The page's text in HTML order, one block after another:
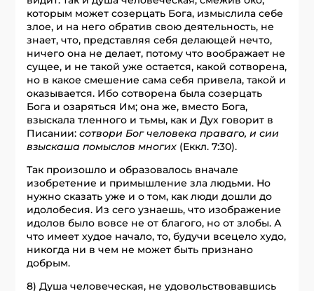
которым может созерцать Бога, измыслила себе
злое, и на него обратив свою деятельность, не
знает, что, представляя себя делающей нечто,
ничего она не делает, потому что воображает не
сущее, и не такой уже остается, какой сотворена,
но в какое смешение сама себя привела, такой и
оказывается. Ибо сотворена была созерцать
Бога и озаряться Им; она же, вместо Бога,
взыскала тленного и тьмы, как и Дух говорит в
Писании:сотвори Бог человека праваго, и сии
взыскаша помыслов многих (Еккл. 7:30).
Так произошло и образовалось вначале
изобретение и примышление зла людьми. Но
нужно сказать уже и о том, как люди дошли до
идолобесия. Из сего узнаешь, что изображение
идолов было вовсе не от благого, но от злобы. А
что имеет худое начало, то, будучи всецело худо,
никогда ни в чем не может быть признано
добрым.
8) Душа человеческая, не удовольствовавшись